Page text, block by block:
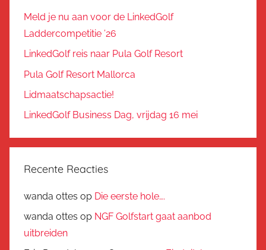
Meld je nu aan voor de LinkedGolf
Laddercompetitie ’26
LinkedGolf reis naar Pula Golf Resort
Pula Golf Resort Mallorca
Lidmaatschapsactie!
LinkedGolf Business Dag, vrijdag 16 mei
Recente Reacties
wanda ottes op Die eerste hole….
wanda ottes op NGF Golfstart gaat aanbod
uitbreiden